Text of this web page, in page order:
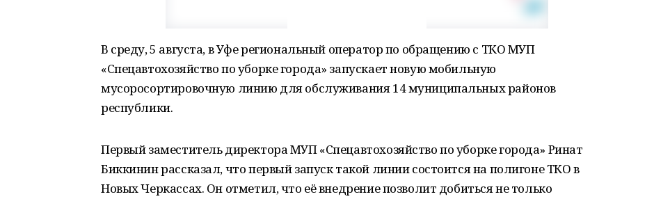
В среду, 5 августа, в Уфе региональный оператор по обращению с ТКО МУП
«Спецавтохозяйство по уборке города» запускает новую мобильную
мусоросортировочную линию для обслуживания 14 муниципальных районов
республики.
Первый заместитель директора МУП «Спецавтохозяйство по уборке города» Ринат
Биккинин рассказал, что первый запуск такой линии состоится на полигоне ТКО в
Новых Черкассах. Он отметил, что её внедрение позволит добиться не только